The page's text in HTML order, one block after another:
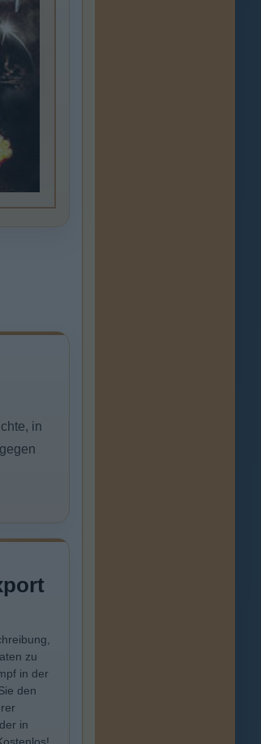
in
zu
in der
den
in